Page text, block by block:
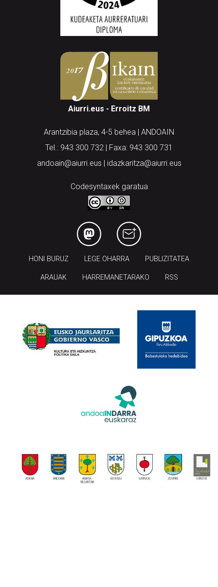
Aiurri.eus - Erroitz BM
Arantzibia plaza, 4-5 behea | ANDOAIN
Tel.: 943 300 732 | Faxa: 943 300 731
andoain@aiurri.eus | idazkaritza@aiurri.eus
Codesyntaxek garatua
HONI BURUZ LEGE OHARRA PUBLIZITATEA
ARAUAK HARREMANETARAKO RSS